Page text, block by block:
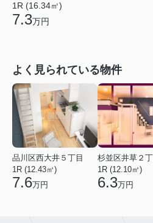
1R (16.34㎡)
7.3万円
よく見られている物件
品川区西大井５丁目
1R (12.43㎡)
7.6万円
杉並区井草２丁
1R (12.10㎡)
6.3万円